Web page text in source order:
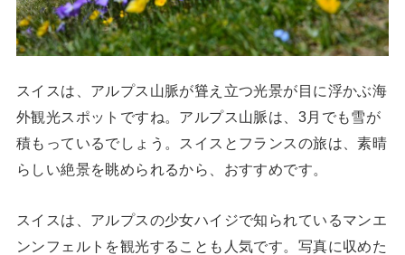
スイスは、アルプス山脈が聳え立つ光景が目に浮かぶ海
外観光スポットですね。アルプス山脈は、3月でも雪が
積もっているでしょう。スイスとフランスの旅は、素晴
らしい絶景を眺められるから、おすすめです。
スイスは、アルプスの少女ハイジで知られているマンエ
ンンフェルトを観光することも人気です。写真に収めた